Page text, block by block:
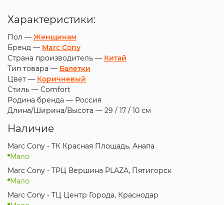
Характеристики:
Пол — Женщинам
Бренд — Marc Cony
Страна производитель — Китай
Тип товара — Балетки
Цвет — Коричневый
Стиль — Comfort
Родина бренда — Россия
Длина/Ширина/Высота — 29 / 17 / 10 см
Наличие
Marc Cony - ТК Красная Площадь, Анапа
Мало
Marc Cony - ТРЦ Вершина PLAZA, Пятигорск
Мало
Marc Cony - ТЦ Центр Города, Краснодар